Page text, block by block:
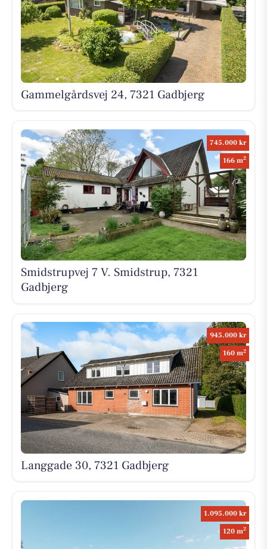
Gammelgårdsvej 24, 7321 Gadbjerg
745.000 kr
166 m2
Smidstrupvej 7 V. Smidstrup, 7321
Gadbjerg
945.000 kr
160 m2
Langgade 30, 7321 Gadbjerg
1.095.000 kr
120 m2